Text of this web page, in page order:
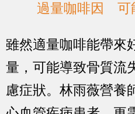
過量咖啡因 可
雖然適量咖啡能帶來
量，可能導致骨質流
慮症狀。林雨薇營養